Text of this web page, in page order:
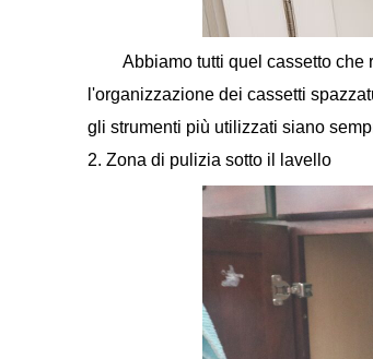
Abbiamo tutti quel cassetto
l'organizzazione dei cassetti
gli strumenti più utilizzati siano
2. Zona di pulizia sotto il lavello